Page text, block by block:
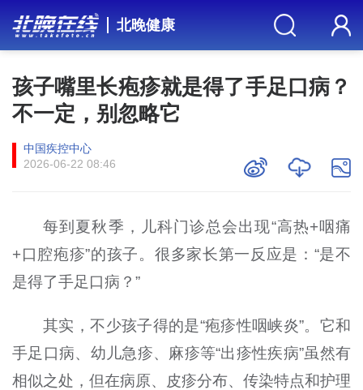
北晚健康
孩子嘴里长疱疹就是得了手足口病？
不一定，别忽略它
中国疾控中心
2026-06-22 08:46
每到夏秋季，儿科门诊总会出现“高热+咽痛
+口腔疱疹”的孩子。很多家长第一反应是：“是不
是得了手足口病？”
其实，不少孩子得的是“疱疹性咽峡炎”。它和
手足口病、幼儿急疹、麻疹等“出疹性疾病”虽然有
相似之处，但在病原、皮疹分布、传染特点和护理